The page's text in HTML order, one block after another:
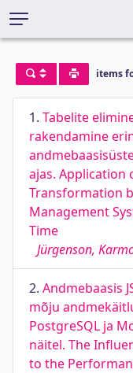
items
1. Tabelite
rakendamine
ajas. Application
Transformation
Management
Time
Jürgenson,
2. Andmebaasis
mõju
PostgreSQL ja
näitel. The
to the